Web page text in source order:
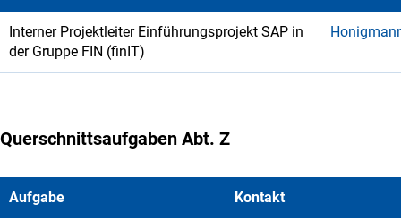
Interner Projektleiter Einführungsprojekt SAP in
der Gruppe FIN (finIT)
Querschnittsaufgaben Abt. Z
Aufgabe Kontakt